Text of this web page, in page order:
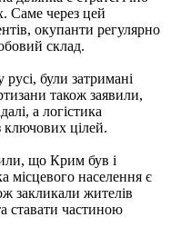
Саме через цей
окупанти регулярно
склад.
були затримані
також заявили,
а логістика
ключових цілей.
що Крим був і
місцевого населення є
закликали жителів
ставати частиною